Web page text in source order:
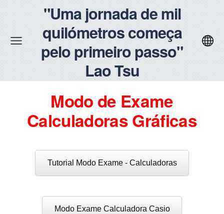
"Uma jornada de mil
quilómetros começa
pelo primeiro passo"
Lao Tsu
Modo de Exame
Calculadoras Gráficas
Tutorial Modo Exame - Calculadoras
Modo Exame Calculadora Casio